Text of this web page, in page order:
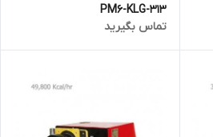
PM6-KLG-313
تماس بگیرید